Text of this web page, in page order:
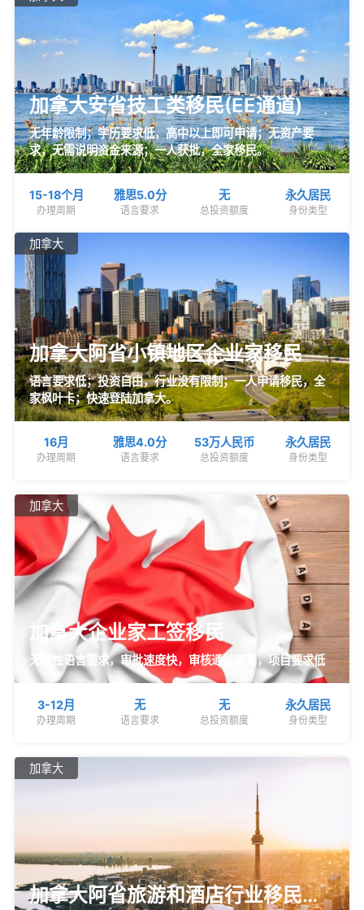
加拿大安省技工类移民(EE通道)
无年龄限制；学历要求低，高中以上即可申请；无资产要
求，无需说明资金来源；一人获批，全家移民。
15-18个月
办理周期
雅思5.0分
语言要求
无
总投资额度
永久居民
身份类型
加拿大
加拿大阿省小镇地区企业家移民
语言要求低；投资自由，行业没有限制；一人申请移民，全
家枫叶卡；快速登陆加拿大。
16月
办理周期
雅思4.0分
语言要求
53万人民币
总投资额度
永久居民
身份类型
加拿大
加拿大企业家工签移民
无硬性语言要求，审批速度快，审核通过率高，项目要求低
3-12月
办理周期
无
语言要求
无
总投资额度
永久居民
身份类型
加拿大
加拿大阿省旅游和酒店行业移民通